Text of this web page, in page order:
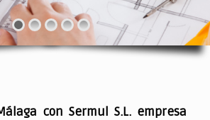
con Sermul S.L. empresa